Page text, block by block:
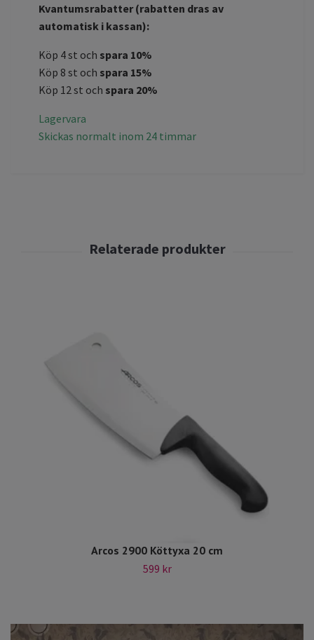
Kvantumsrabatter (rabatten dras av
automatisk i kassan):
Köp 4 st och spara 10%
Köp 8 st och spara 15%
Köp 12 st och spara 20%
Lagervara
Skickas normalt inom 24 timmar
Arcos 2900 Köttyxa 20 cm
599 kr